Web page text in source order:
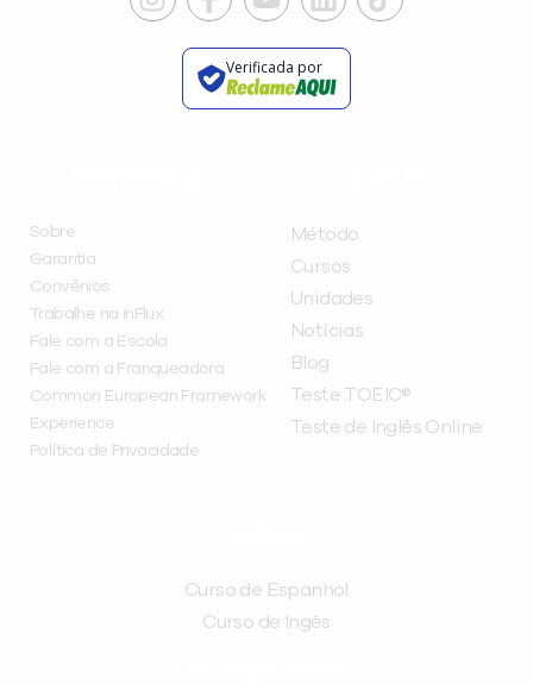
Verificada por
Sobre
Garantia
Convênios
Trabalhe na inFlux
Fale com a Escola
Fale com a Franqueadora
Common European Framework
Experience
Política de Privacidade
Método
Cursos
Unidades
Notícias
Blog
Teste TOEIC®
Teste de Inglês Online
Curso de Espanhol
Curso de Ingês